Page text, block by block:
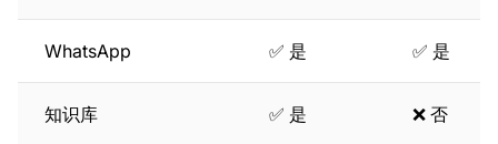
WhatsApp ✅ 是 ✅ 是
知识库 ✅ 是 ❌ 否